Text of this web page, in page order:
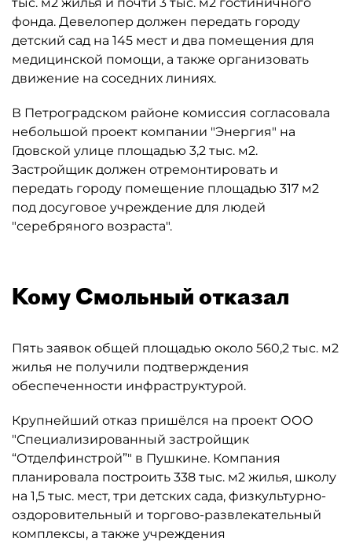
фонда. Девелопер должен передать городу
детский сад на 145 мест и два помещения для
медицинской помощи, а также организовать
движение на соседних линиях.
В Петроградском районе комиссия согласовала
небольшой проект компании "Энергия" на
Гдовской улице площадью 3,2 тыс. м2.
Застройщик должен отремонтировать и
передать городу помещение площадью 317 м2
под досуговое учреждение для людей
"серебряного возраста".
Кому Смольный отказал
Пять заявок общей площадью около 560,2 тыс. м2
жилья не получили подтверждения
обеспеченности инфраструктурой.
Крупнейший отказ пришёлся на проект ООО
"Специализированный застройщик
“Отделфинстрой”" в Пушкине. Компания
планировала построить 338 тыс. м2 жилья, школу
на 1,5 тыс. мест, три детских сада, физкультурно-
оздоровительный и торгово-развлекательный
комплексы, а также учреждения